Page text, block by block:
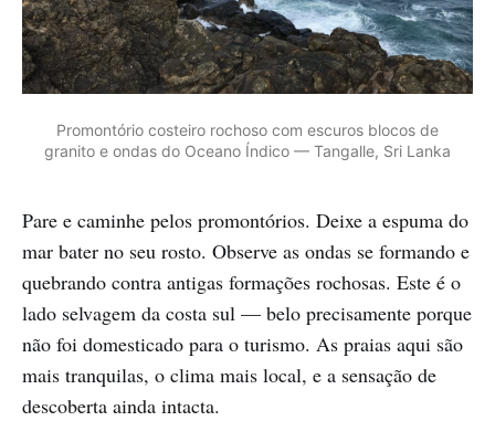
Promontório costeiro rochoso com escuros blocos de
granito e ondas do Oceano Índico — Tangalle, Sri Lanka
Pare e caminhe pelos promontórios. Deixe a espuma do
mar bater no seu rosto. Observe as ondas se formando e
quebrando contra antigas formações rochosas. Este é o
lado selvagem da costa sul — belo precisamente porque
não foi domesticado para o turismo. As praias aqui são
mais tranquilas, o clima mais local, e a sensação de
descoberta ainda intacta.